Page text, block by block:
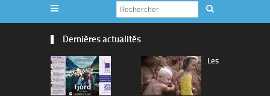
Dernières actualités
Les